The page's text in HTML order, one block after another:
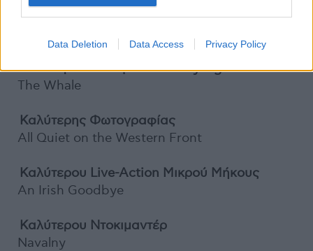
Data Deletion Data Access Privacy Policy
Καλύτερων Κοστουμιών:
Καλύτερο Makeup και Hairstyling
The Whale
Καλύτερης Φωτογραφίας
All Quiet on the Western Front
Καλύτερου Live-Action Μικρού Μήκους
An Irish Goodbye
Καλύτερου Ντοκιμαντέρ
Navalny